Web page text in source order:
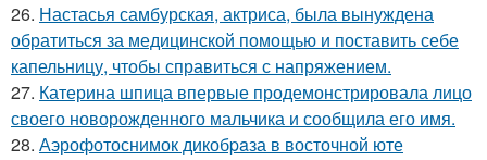
26. Настасья самбурская, актриса, была вынуждена
обратиться за медицинской помощью и поставить себе
капельницу, чтобы справиться с напряжением.
27. Катерина шпица впервые продемонстрировала лицо
своего новорожденного мальчика и сообщила его имя.
28. Аэрофотоснимок дикобpaза в восточной юте